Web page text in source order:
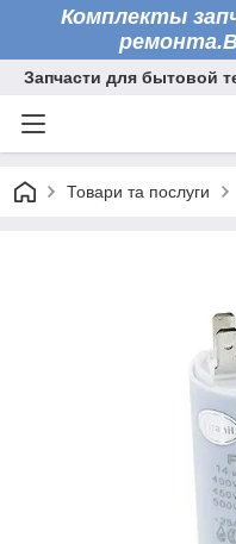
Комплекты
Запчасти для бытовой
Товари та послуги